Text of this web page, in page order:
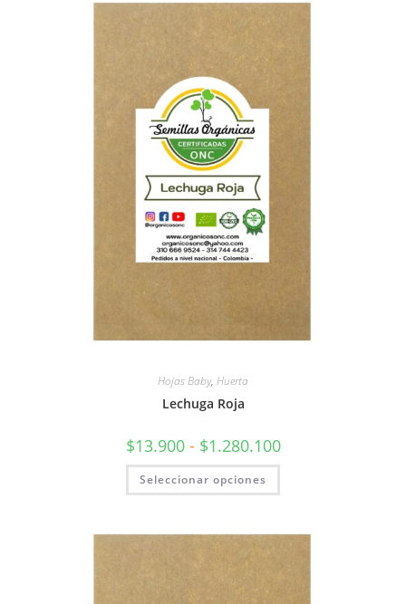
Hojas Baby, Huerta
Lechuga Roja
$13.900 - $1.280.100
Seleccionar opciones